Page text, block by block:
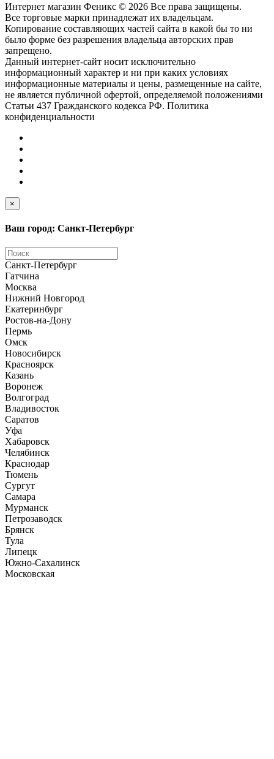
Интернет магазин Феникс © 2026 Все права защищены.
Все торговые марки принадлежат их владельцам.
Копирование составляющих частей сайта в какой бы то ни
было форме без разрешения владельца авторских прав
запрещено.
Данный интернет-сайт носит исключительно
информационный характер и ни при каких условиях
информационные материалы и цены, размещенные на сайте,
не является публичной офертой, определяемой положениями
Статьи 437 Гражданского кодекса РФ. Политика
конфиденциальности
×
Ваш город: Санкт-Петербург
Санкт-Петербург
Гатчина
Москва
Нижний Новгород
Екатеринбург
Ростов-на-Дону
Пермь
Омск
Новосибирск
Красноярск
Казань
Воронеж
Волгоград
Владивосток
Саратов
Уфа
Хабаровск
Челябинск
Краснодар
Тюмень
Сургут
Самара
Мурманск
Петрозаводск
Брянск
Тула
Липецк
Южно-Сахалинск
Московская